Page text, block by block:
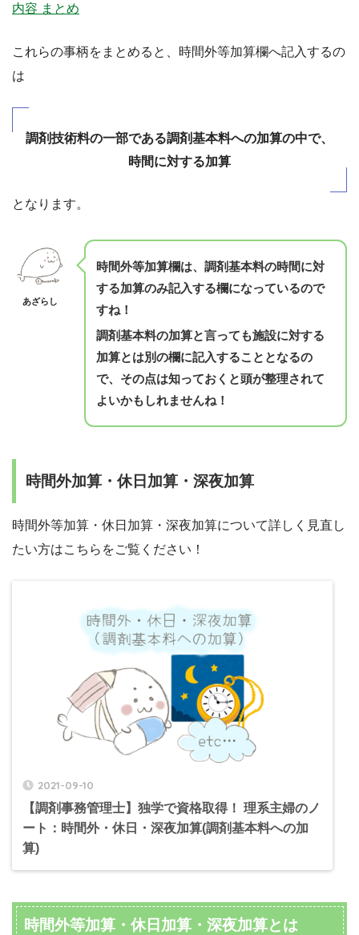
内容 まとめ
これらの事柄をまとめると、時間外等加算欄へ記入するの
は
調剤技術料の一部である調剤基本料への加算の中で、
時間に対する加算
となります。
あざらし
時間外等加算欄は、調剤基本料の時間に対
する加算のみ記入する欄になっているので
すね！
調剤基本料の加算と言っても施設に対する
加算とは別の欄に記入することとなるの
で、その点は知っておくと頭が整理されて
よいかもしれませんね！
時間外加算・休日加算・深夜加算
時間外等加算・休日加算・深夜加算について詳しく見直し
たい方はこちらをご覧ください！
2021-09-10
【調剤事務管理士】独学で資格取得！ 理系主婦のノ
ート：時間外・休日・深夜加算(調剤基本料への加
算)
時間外等加算・休日加算・深夜加算とは